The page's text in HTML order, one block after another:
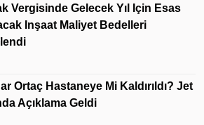
Vergisinde Gelecek Yıl Için Esas
Inşaat Maliyet Bedelleri
Ortaç Hastaneye Mi Kaldırıldı? Jet
Açıklama Geldi